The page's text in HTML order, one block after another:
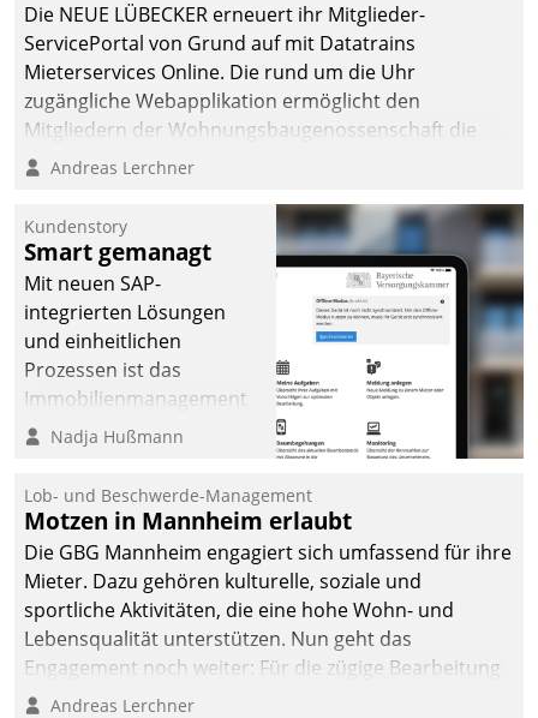
Die NEUE LÜBECKER erneuert ihr Mitglieder-
ServicePortal von Grund auf mit Datatrains
Mieterservices Online. Die rund um die Uhr
zugängliche Webapplikation ermöglicht den
Mitgliedern der Wohnungs­bau­genossenschaft die
Kontaktaufnahme per Smartphone, Tablet oder PC.
Andreas Lerchner
Kundenstory
Smart gemanagt
Mit neuen SAP-
integrierten Lösungen
und einheitlichen
Prozessen ist das
Immobilienmanagement
der Bayerischen
Ressort Kapitalanlage für
künftige Aufgaben und
Herausforderungen
gerüstet.
Nadja Hußmann
Lob- und Beschwerde-Management
Motzen in Mannheim erlaubt
Die GBG Mannheim engagiert sich umfassend für ihre
Mieter. Dazu gehören kulturelle, soziale und
sportliche Aktivitäten, die eine hohe Wohn- und
Lebensqualität unterstützen. Nun geht das
Engagement noch weiter: Für die zügige Bearbeitung
von Beschwerden – oder Lob – richtet das
Andreas Lerchner